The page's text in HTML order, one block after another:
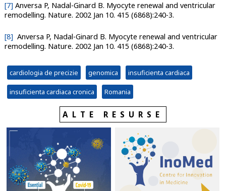
[7] Anversa P, Nadal-Ginard B. Myocyte renewal and ventricular
remodelling. Nature. 2002 Jan 10. 415 (6868):240-3.
[8] Anversa P, Nadal-Ginard B. Myocyte renewal and ventricular
remodelling. Nature. 2002 Jan 10. 415 (6868):240-3.
cardiologia de precizie genomica insuficienta cardiaca
insuficienta cardiaca cronica Romania
ALTE RESURSE